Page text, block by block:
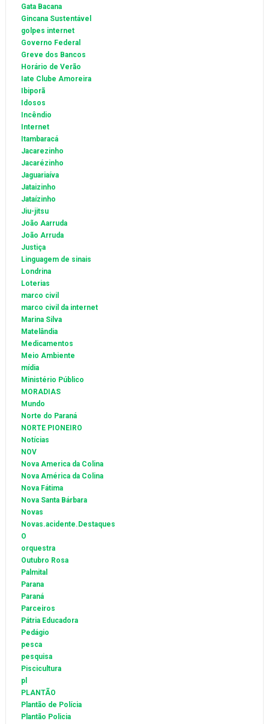
Gata Bacana
Gincana Sustentável
golpes internet
Governo Federal
Greve dos Bancos
Horário de Verão
Iate Clube Amoreira
Ibiporã
Idosos
Incêndio
Internet
Itambaracá
Jacarezinho
Jacarézinho
Jaguariaíva
Jataizinho
Jataízinho
Jiu-jitsu
João Aarruda
João Arruda
Justiça
Linguagem de sinais
Londrina
Loterias
marco civil
marco civil da internet
Marina Silva
Matelândia
Medicamentos
Meio Ambiente
mídia
Ministério Público
MORADIAS
Mundo
Norte do Paraná
NORTE PIONEIRO
Notícias
NOV
Nova America da Colina
Nova América da Colina
Nova Fátima
Nova Santa Bárbara
Novas
Novas.acidente.Destaques
O
orquestra
Outubro Rosa
Palmital
Parana
Paraná
Parceiros
Pátria Educadora
Pedágio
pesca
pesquisa
Piscicultura
pl
PLANTÃO
Plantão de Polícia
Plantão Policia